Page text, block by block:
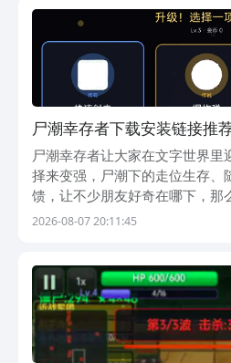
尸潮幸存者下载安装链接推
载
尸潮幸存者让大家在文字世界里
择来变强，尸潮下的走位生存、
馈，让不少朋友好奇在哪下，那
下载地址的分享，让大家都能进
2026-08-07 20:11:45